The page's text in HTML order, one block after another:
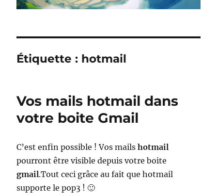
Étiquette : hotmail
Vos mails hotmail dans
votre boite Gmail
C’est enfin possible ! Vos mailshotmail
pourront être visible depuis votre boite
gmail.Tout ceci grâce au fait que hotmail
supporte le pop3 ! 🙂